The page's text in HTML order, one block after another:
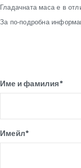
Гладачната маса е в
За по-подробна
Име и фамилия*
Имейл*